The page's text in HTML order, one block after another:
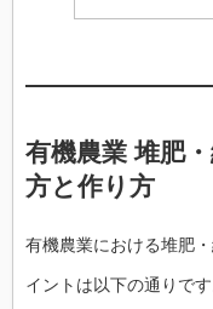
有機農業 堆肥
方と作り方
有機農業における堆肥
イントは以下の通りです